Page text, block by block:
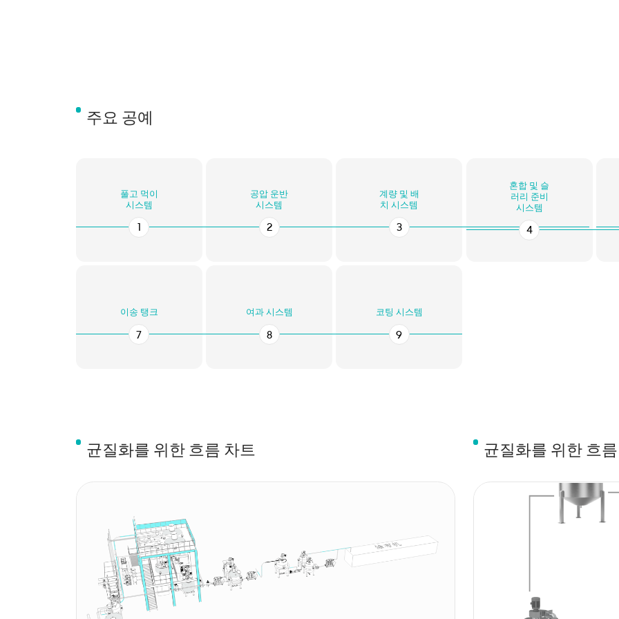
주요 공예
풀고 먹이
시스템
1
공압 운반
시스템
2
계량 및 배
치 시스템
3
혼합 및 슬
러리 준비
시스템
4
이송 탱크
7
여과 시스템
8
코팅 시스템
9
균질화를 위한 흐름 차트 균질화를 위한 흐